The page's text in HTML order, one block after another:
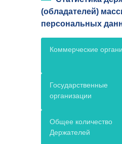
(обладателей)
персональных
Коммерческие
Государственные
организации
Общее количество
Держателей